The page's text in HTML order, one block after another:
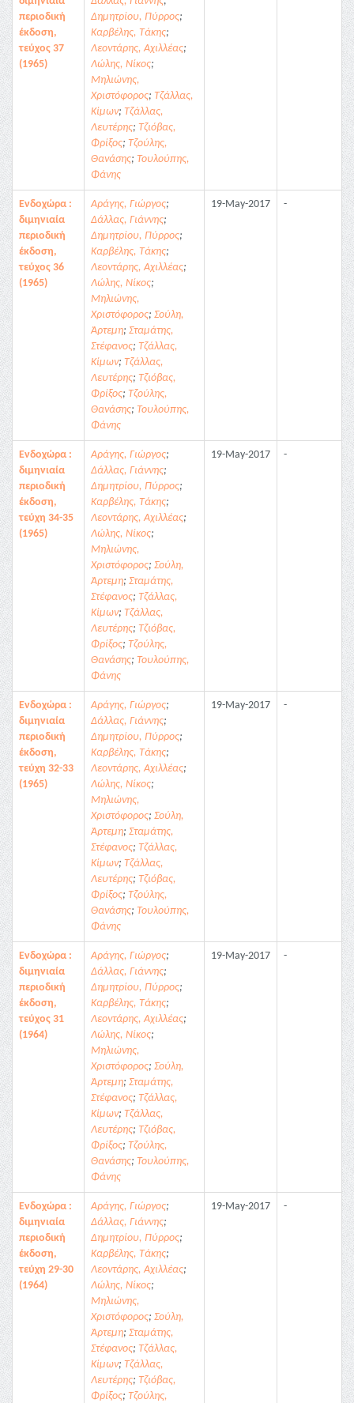
περιοδική
έκδοση,
τεύχος 37
(1965)
Δημητρίου, Πύρρος;
Καρβέλης, Τάκης;
Λεοντάρης, Αχιλλέας;
Λώλης, Νίκος;
Μηλιώνης,
Χριστόφορος; Τζάλλας,
Κίμων; Τζάλλας,
Λευτέρης; Τζιόβας,
Φρίξος; Τζούλης,
Θανάσης; Τουλούπης,
Φάνης
Ενδοχώρα :
διμηνιαία
περιοδική
έκδοση,
τεύχος 36
(1965)
Αράγης, Γιώργος;
Δάλλας, Γιάννης;
Δημητρίου, Πύρρος;
Καρβέλης, Τάκης;
Λεοντάρης, Αχιλλέας;
Λώλης, Νίκος;
Μηλιώνης,
Χριστόφορος; Σούλη,
Άρτεμη; Σταμάτης,
Στέφανος; Τζάλλας,
Κίμων; Τζάλλας,
Λευτέρης; Τζιόβας,
Φρίξος; Τζούλης,
Θανάσης; Τουλούπης,
Φάνης
19-May-2017 -
Ενδοχώρα :
διμηνιαία
περιοδική
έκδοση,
τεύχη 34-35
(1965)
Αράγης, Γιώργος;
Δάλλας, Γιάννης;
Δημητρίου, Πύρρος;
Καρβέλης, Τάκης;
Λεοντάρης, Αχιλλέας;
Λώλης, Νίκος;
Μηλιώνης,
Χριστόφορος; Σούλη,
Άρτεμη; Σταμάτης,
Στέφανος; Τζάλλας,
Κίμων; Τζάλλας,
Λευτέρης; Τζιόβας,
Φρίξος; Τζούλης,
Θανάσης; Τουλούπης,
Φάνης
19-May-2017 -
Ενδοχώρα :
διμηνιαία
περιοδική
έκδοση,
τεύχη 32-33
(1965)
Αράγης, Γιώργος;
Δάλλας, Γιάννης;
Δημητρίου, Πύρρος;
Καρβέλης, Τάκης;
Λεοντάρης, Αχιλλέας;
Λώλης, Νίκος;
Μηλιώνης,
Χριστόφορος; Σούλη,
Άρτεμη; Σταμάτης,
Στέφανος; Τζάλλας,
Κίμων; Τζάλλας,
Λευτέρης; Τζιόβας,
Φρίξος; Τζούλης,
Θανάσης; Τουλούπης,
Φάνης
19-May-2017 -
Ενδοχώρα :
διμηνιαία
περιοδική
έκδοση,
τεύχος 31
(1964)
Αράγης, Γιώργος;
Δάλλας, Γιάννης;
Δημητρίου, Πύρρος;
Καρβέλης, Τάκης;
Λεοντάρης, Αχιλλέας;
Λώλης, Νίκος;
Μηλιώνης,
Χριστόφορος; Σούλη,
Άρτεμη; Σταμάτης,
Στέφανος; Τζάλλας,
Κίμων; Τζάλλας,
Λευτέρης; Τζιόβας,
Φρίξος; Τζούλης,
Θανάσης; Τουλούπης,
Φάνης
19-May-2017 -
Ενδοχώρα :
διμηνιαία
περιοδική
έκδοση,
τεύχη 29-30
(1964)
Αράγης, Γιώργος;
Δάλλας, Γιάννης;
Δημητρίου, Πύρρος;
Καρβέλης, Τάκης;
Λεοντάρης, Αχιλλέας;
Λώλης, Νίκος;
Μηλιώνης,
Χριστόφορος; Σούλη,
Άρτεμη; Σταμάτης,
Στέφανος; Τζάλλας,
Κίμων; Τζάλλας,
Λευτέρης; Τζιόβας,
Φρίξος; Τζούλης,
19-May-2017 -